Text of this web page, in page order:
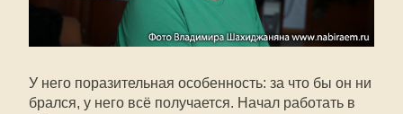
У него поразительная особенность: за что бы он ни
брался, у него всё получается. Начал работать в